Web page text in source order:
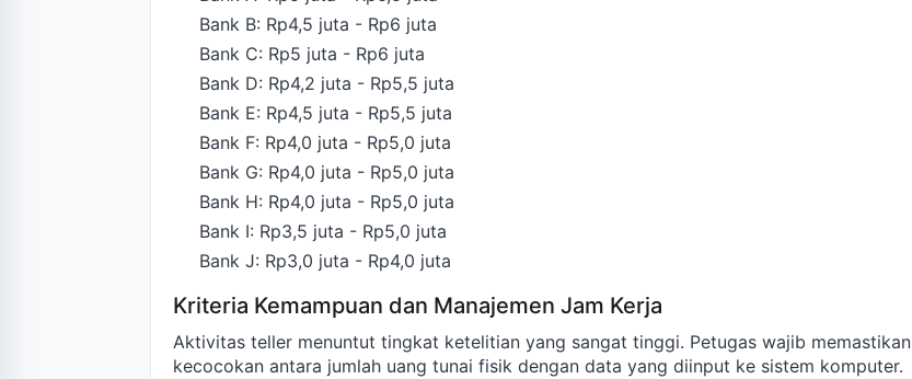
Bank B: Rp4,5 juta - Rp6 juta
Bank C: Rp5 juta - Rp6 juta
Bank D: Rp4,2 juta - Rp5,5 juta
Bank E: Rp4,5 juta - Rp5,5 juta
Bank F: Rp4,0 juta - Rp5,0 juta
Bank G: Rp4,0 juta - Rp5,0 juta
Bank H: Rp4,0 juta - Rp5,0 juta
Bank I: Rp3,5 juta - Rp5,0 juta
Bank J: Rp3,0 juta - Rp4,0 juta
Kriteria Kemampuan dan Manajemen Jam Kerja
Aktivitas teller menuntut tingkat ketelitian yang sangat tinggi. Petugas wajib memastikan
kecocokan antara jumlah uang tunai fisik dengan data yang diinput ke sistem komputer.